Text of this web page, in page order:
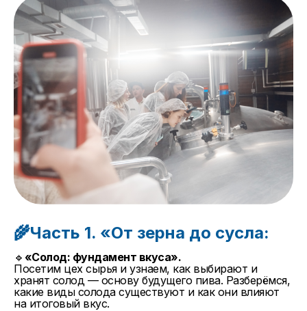
🌾Часть 1. «От зерна до сусла:
🔹 «Солод: фундамент вкуса».
Посетим цех сырья и узнаем, как выбирают и
хранят солод — основу будущего пива. Разберёмся,
какие виды солода существуют и как они влияют
на итоговый вкус.